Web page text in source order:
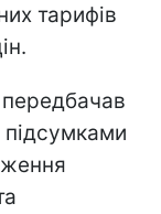
тарифів
підсумками